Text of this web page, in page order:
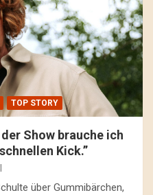
TOP STORY
Show brauche ich
Kick.”
über Gummibärchen,